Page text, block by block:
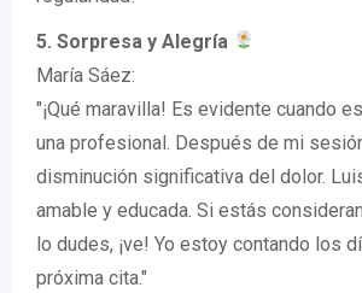
5. Sorpresa y Alegría
María Sáez:
"¡Qué maravilla! Es evidente cuando
una profesional. Después de mi
disminución significativa del dolor.
amable y educada. Si estás
lo dudes, ¡ve! Yo estoy contando los
próxima cita."